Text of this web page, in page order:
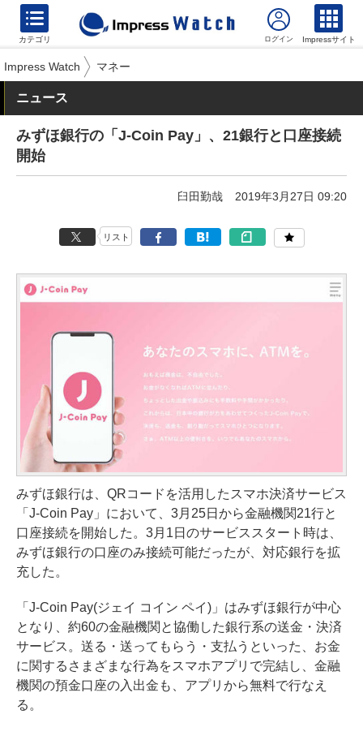
カテゴリ Impressサイト
Impress Watch マネー
ニュース
みずほ銀行の「J-Coin Pay」、21銀行と口座接続
開始
臼田勤哉 2019年3月27日 09:20
リスト
みずほ銀行は、QRコードを活用したスマホ決済サービス
「J-Coin Pay」において、3月25日から金融機関21行と
口座接続を開始した。3月1日のサービススタート時は、
みずほ銀行の口座のみ接続可能だったが、対応銀行を拡
充した。
「J-Coin Pay(ジェイ コイン ペイ)」はみずほ銀行が中心
となり、約60の金融機関と協働した銀行系の送金・決済
サービス。送る・送ってもらう・支払うといった、お金
に関するさまざまな行為をスマホアプリで完結し、金融
機関の預金口座の入出金も、アプリから無料で行なえ
る。